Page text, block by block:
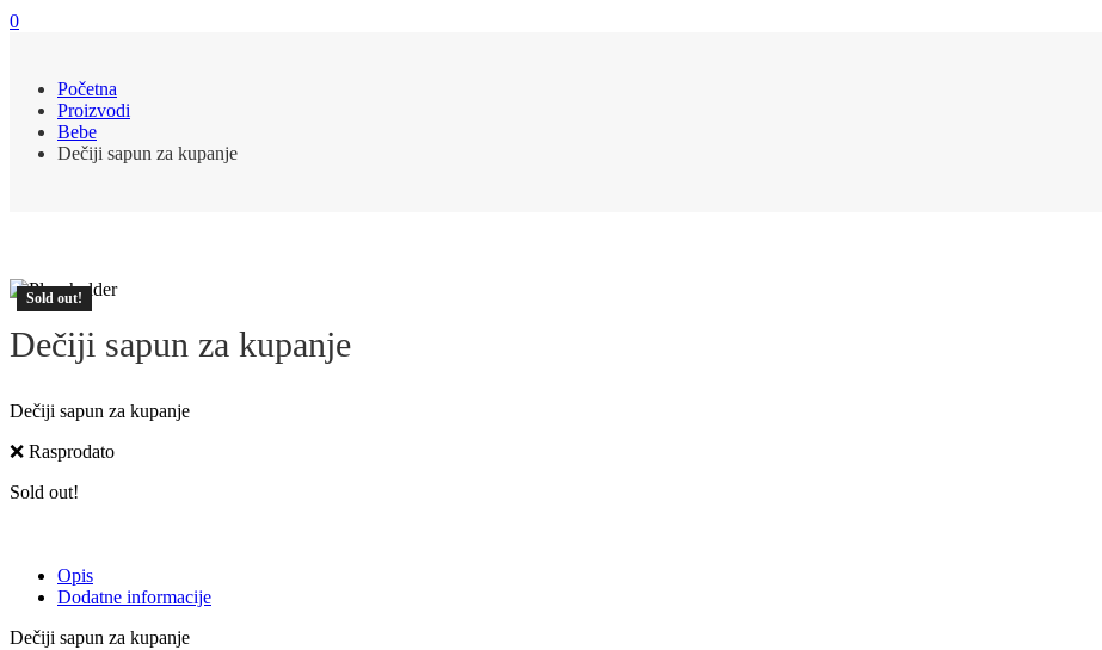
0
Početna
Proizvodi
Bebe
Dečiji sapun za kupanje
Sold out!
Dečiji sapun za kupanje
Dečiji sapun za kupanje
❌ Rasprodato
Sold out!
Opis
Dodatne informacije
Dečiji sapun za kupanje